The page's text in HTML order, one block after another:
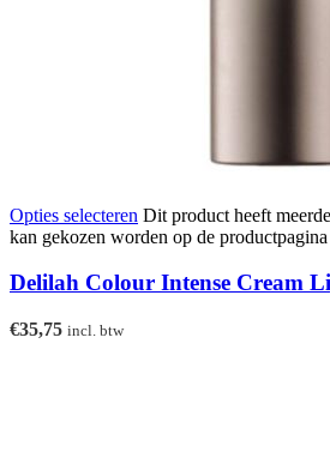
Opties selecteren Dit product heeft
kan gekozen worden op de productpagina
Delilah Colour Intense Cream
€35,75 incl. btw